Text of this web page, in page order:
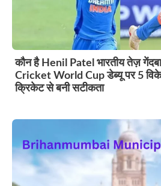
कौन है Henil Patel भारतीय तेज़
Cricket World Cup डेब्यू पर 5
क्रिकेट से बनी सटीकता